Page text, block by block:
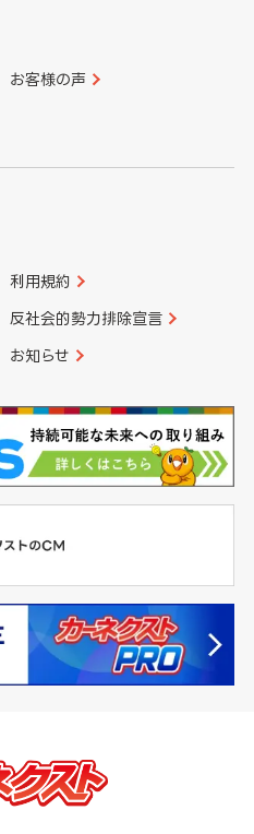
愛媛県
宮崎県
お客様の声
利用規約
反社会的勢力排除宣言
お知らせ